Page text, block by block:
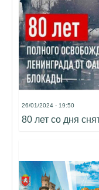
26/01/2024 - 19:50
80 лет со дня